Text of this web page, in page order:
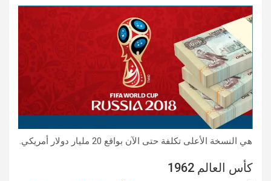
هي النسخة الأعلى تكلفة حتى الآن بواقع 20 مليار دولار أمريكي.
كأس العالم 1962